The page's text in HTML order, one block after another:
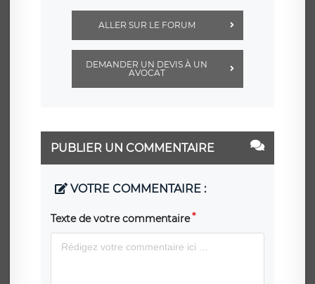
ALLER SUR LE FORUM
DEMANDER UN DEVIS À UN
AVOCAT
PUBLIER UN COMMENTAIRE
VOTRE COMMENTAIRE :
Texte de votre commentaire